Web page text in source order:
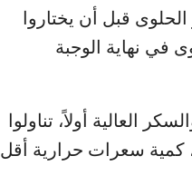
قبل أن يختاروا
في نهاية الوجبة
العالية أولاً، تناولوا
كمية سعرات حرارية أقل